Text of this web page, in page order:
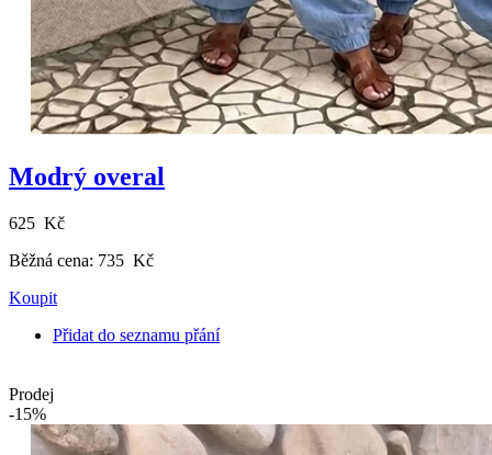
Modrý overal
625 Kč
Běžná cena: 735 Kč
Koupit
Přidat do seznamu přání
Prodej
-15%